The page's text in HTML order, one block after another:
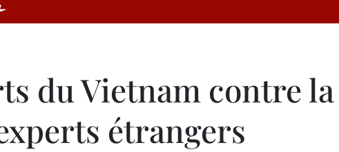
du Vietnam contre
étrangers